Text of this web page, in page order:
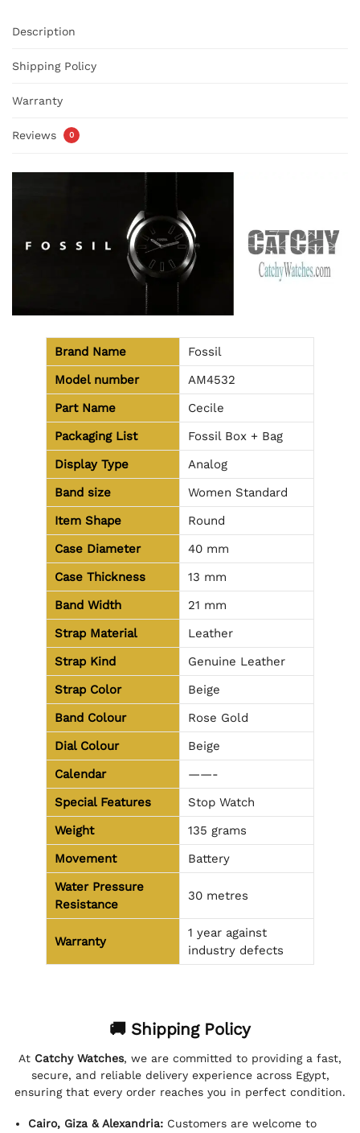
Description
Shipping Policy
Warranty
Reviews 0
Brand Name
Fossil
Model number
AM4532
Part Name
Cecile
Packaging List
Fossil Box + Bag
Display Type
Analog
Band size
Women Standard
Item Shape
Round
Case Diameter
40 mm
Case Thickness
13 mm
Band Width
21 mm
Strap Material
Leather
Strap Kind
Genuine Leather
Strap Color
Beige
Band Colour
Rose Gold
Dial Colour
Beige
Calendar
——-
Special Features
Stop Watch
Weight
135 grams
Movement
Battery
Water Pressure
Resistance
30 metres
Warranty
1 year against
industry defects
🚚 Shipping Policy
At Catchy Watches, we are committed to providing a fast,
secure, and reliable delivery experience across Egypt,
ensuring that every order reaches you in perfect condition.
Cairo, Giza & Alexandria: Customers are welcome to